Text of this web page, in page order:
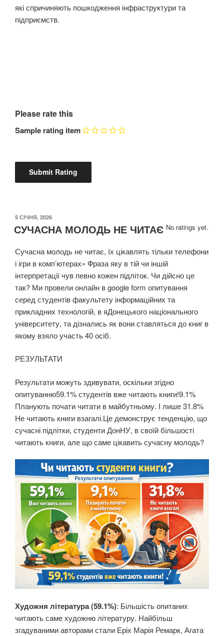
які спричиняють пошкодження інфраструктури та
підприємств.
Please rate this
Sample rating item
ОПУБЛІКОВАНО
5 СІЧНЯ, 2026
СУЧАСНА МОЛОДЬ НЕ ЧИТАЄ No ratings yet.
Сучасна молодь не читає, їх цікавлять тільки телефони
і ігри в комп’ютерах» Фраза яку в тій чи іншій
інтерпретації чув певно кожен підліток. Чи дійсно це
так? Ми провели онлайн в google form опитування
серед студентів факультету інформаційних та
прикладних технологій, в яДонецького національного
університету, та дізнались як вони ставляться до книг в
якому взяло участь 40 осіб.
РЕЗУЛЬТАТИ
Результати можуть здивувати, оскільки згідно
опитуванню59.1% студентів вже читають книги!9.1%
Планують почати читати в майбутньому. І лише 31.8%
Не читають книги взагалі.Це демонструє тенденцію, що
сучасні підлітки, студенти ДонНУ, в своїй більшості
читають книги, але що саме цікавить сучасну молодь?
Художня література (59.1%): Більшість опитаних
читають саме художню літературу. Найбільш
згадуваними авторами стали Еріх Марія Ремарк, Агата